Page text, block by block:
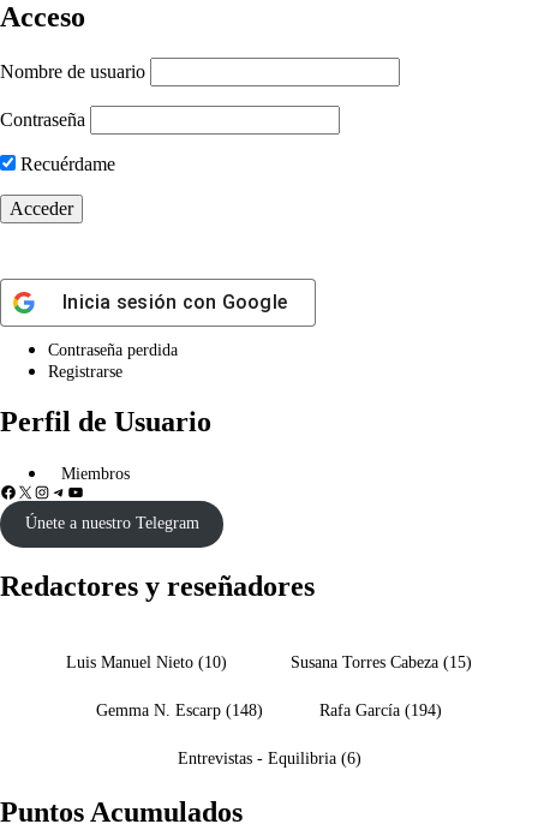
Acceso
Nombre de usuario
Contraseña
Recuérdame
Inicia sesión con Google
Contraseña perdida
Registrarse
Perfil de Usuario
Miembros
Únete a nuestro Telegram
Redactores y reseñadores
Luis Manuel Nieto (10) Susana Torres Cabeza(15)
Gemma N. Escarp(148) Rafa García (194)
Entrevistas - Equilibria (6)
Puntos Acumulados